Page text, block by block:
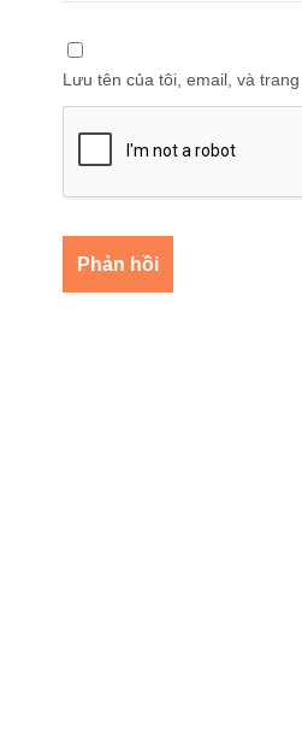
Lưu tên của tôi, email, và